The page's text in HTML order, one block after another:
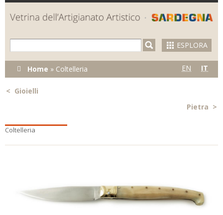
Skip to
main
content
ESPLORA
Tu sei qui
Home » Coltelleria EN IT
< Gioielli
Pietra >
Coltelleria